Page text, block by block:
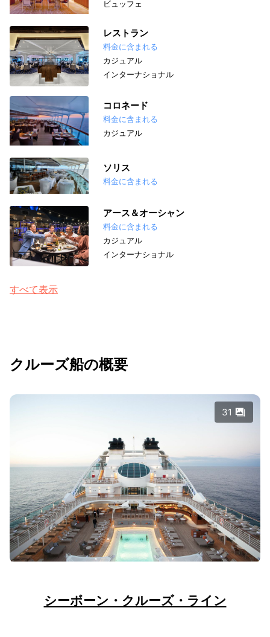
ビュッフェ
レストラン
料金に含まれる
カジュアル
インターナショナル
コロネード
料金に含まれる
カジュアル
ソリス
料金に含まれる
アース＆オーシャン
料金に含まれる
カジュアル
インターナショナル
すべて表示
クルーズ船の概要
31
シーボーン・クルーズ・ライン